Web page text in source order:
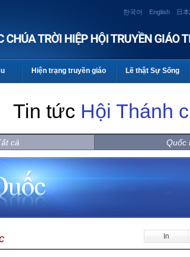
한국어 English 日
Hiện trạng truyền giáo Lẽ thật Sự Sống
Tin tức Hội Thánh
cả Quốc
In